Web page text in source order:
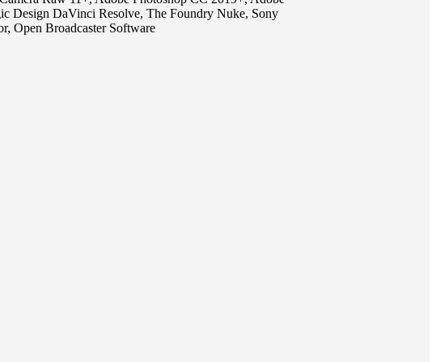
Design DaVinci Resolve, The Foundry Nuke, Sony
Open Broadcaster Software